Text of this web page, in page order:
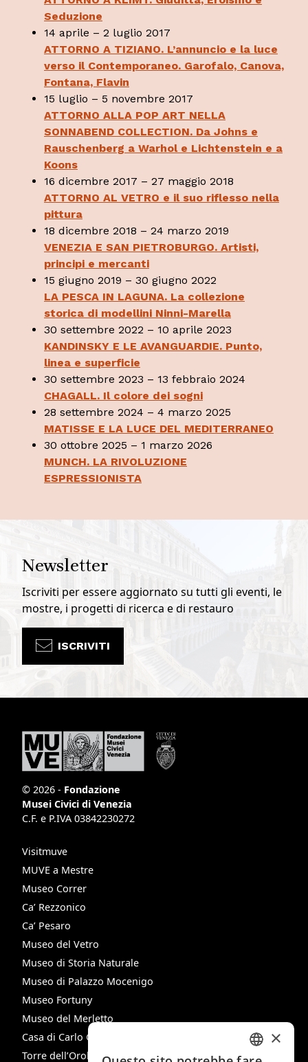
Seduzione
14 aprile – 2 luglio 2017
ATTORNO A TIZIANO. L’annuncio e la luce
verso il Contemporaneo. Garofalo, Canova,
Fontana, Flavin
15 luglio – 5 novembre 2017
ATTORNO ALLA POP ART NELLA
SONNABEND COLLECTION. Da Johns e
Rauschenberg a Warhol e Lichtenstein e a
Koons
16 dicembre 2017 – 27 maggio 2018
ATTORNO AL VETRO e il suo riflesso nella
pittura
18 dicembre 2018 – 24 marzo 2019
VENEZIA E SAN PIETROBURGO. Artisti,
principi e mercanti
15 giugno 2019 – 30 giugno 2022
LA PESCA IN LAGUNA. La collezione
storica di modellini Ninni-Marella
30 settembre 2022 – 10 aprile 2023
KANDINSKY E LE AVANGUARDIE. Punto,
linea e superficie
30 settembre 2023 – 13 febbraio 2024
CHAGALL. Il colore dei sogni
28 settembre 2024 – 4 marzo 2025
MATISSE E LA LUCE DEL MEDITERRANEO
30 ottobre 2025 – 1 marzo 2026
MUNCH. LA RIVOLUZIONE
ESPRESSIONISTA
Newsletter
Iscriviti per essere aggiornato su tutti gli eventi, le
mostre, i progetti di ricerca e di restauro
ISCRIVITI
© 2026 - Fondazione
Musei Civici di Venezia
C.F. e P.IVA 03842230272
Visitmuve
MUVE a Mestre
Museo Correr
Ca’ Rezzonico
Ca’ Pesaro
Museo del Vetro
Museo di Storia Naturale
Museo di Palazzo Mocenigo
Museo Fortuny
Museo del Merletto
Casa di Carlo Goldoni
Torre dell’Orologio
×